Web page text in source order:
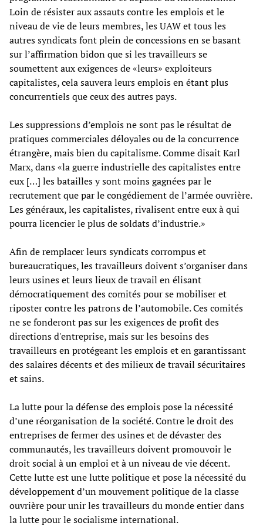
Loin de résister aux assauts contre les emplois et le
niveau de vie de leurs membres, les UAW et tous les
autres syndicats font plein de concessions en se basant
sur l’affirmation bidon que si les travailleurs se
soumettent aux exigences de «leurs» exploiteurs
capitalistes, cela sauvera leurs emplois en étant plus
concurrentiels que ceux des autres pays.
Les suppressions d’emplois ne sont pas le résultat de
pratiques commerciales déloyales ou de la concurrence
étrangère, mais bien du capitalisme. Comme disait Karl
Marx, dans «la guerre industrielle des capitalistes entre
eux […] les batailles y sont moins gagnées par le
recrutement que par le congédiement de l’armée ouvrière.
Les généraux, les capitalistes, rivalisent entre eux à qui
pourra licencier le plus de soldats d’industrie.»
Afin de remplacer leurs syndicats corrompus et
bureaucratiques, les travailleurs doivent s’organiser dans
leurs usines et leurs lieux de travail en élisant
démocratiquement des comités pour se mobiliser et
riposter contre les patrons de l’automobile. Ces comités
ne se fonderont pas sur les exigences de profit des
directions d'entreprise, mais sur les besoins des
travailleurs en protégeant les emplois et en garantissant
des salaires décents et des milieux de travail sécuritaires
et sains.
La lutte pour la défense des emplois pose la nécessité
d’une réorganisation de la société. Contre le droit des
entreprises de fermer des usines et de dévaster des
communautés, les travailleurs doivent promouvoir le
droit social à un emploi et à un niveau de vie décent.
Cette lutte est une lutte politique et pose la nécessité du
développement d’un mouvement politique de la classe
ouvrière pour unir les travailleurs du monde entier dans
la lutte pour le socialisme international.